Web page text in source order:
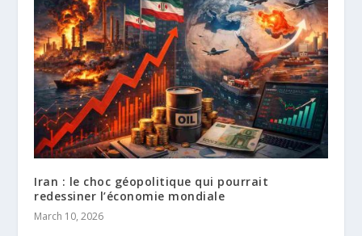
Iran : le choc géopolitique qui pourrait
redessiner l’économie mondiale
March 10, 2026